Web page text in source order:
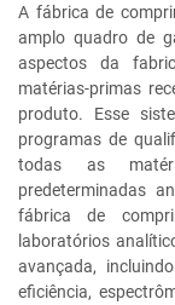
A fábrica de
amplo quadro de
aspectos da
matérias-primas
produto. Esse
programas de
todas as
predeterminadas
fábrica de
laboratórios
avançada,
eficiência,